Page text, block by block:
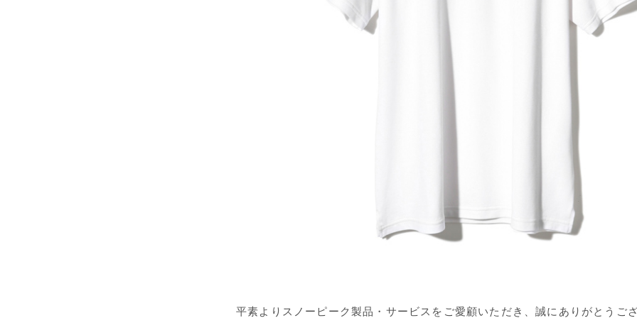
平素よりスノーピーク製品・サービスをご愛顧いただき、誠にありがとうござ